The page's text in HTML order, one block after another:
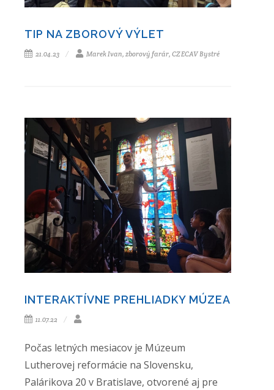
TIP NA ZBOROVÝ VÝLET
21.04.23 Marek Ivan, zborový farár, CZ ECAV Bystré
INTERAKTÍVNE PREHLIADKY MÚZEA
11.07.22
Počas letných mesiacov je Múzeum
Lutherovej reformácie na Slovensku,
Palárikova 20 v Bratislave, otvorené aj pre